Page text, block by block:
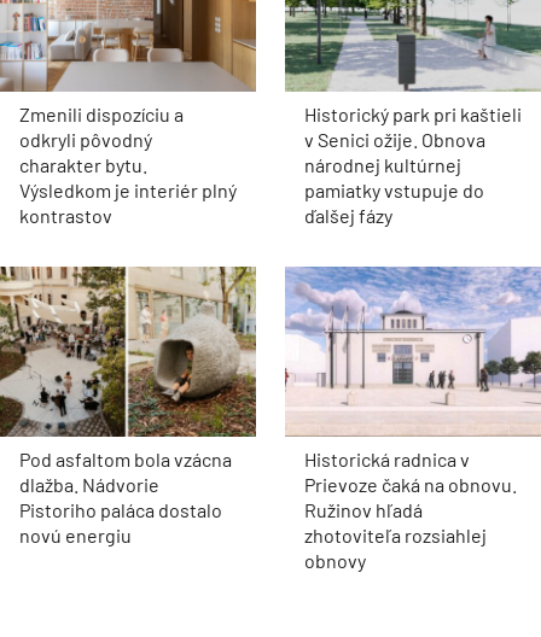
Zmenili dispozíciu a
odkryli pôvodný
charakter bytu.
Výsledkom je interiér plný
kontrastov
Historický park pri kaštieli
v Senici ožije. Obnova
národnej kultúrnej
pamiatky vstupuje do
ďalšej fázy
Pod asfaltom bola vzácna
dlažba. Nádvorie
Pistoriho paláca dostalo
novú energiu
Historická radnica v
Prievoze čaká na obnovu.
Ružinov hľadá
zhotoviteľa rozsiahlej
obnovy